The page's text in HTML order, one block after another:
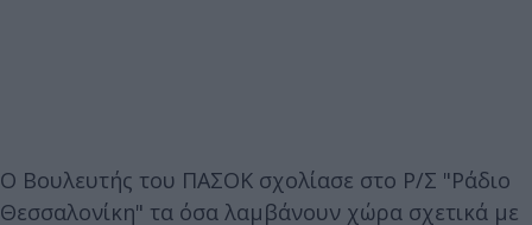
Ο Βουλευτής του ΠΑΣΟΚ σχολίασε στο Ρ/Σ "Ράδιο
Θεσσαλονίκη" τα όσα λαμβάνουν χώρα σχετικά με